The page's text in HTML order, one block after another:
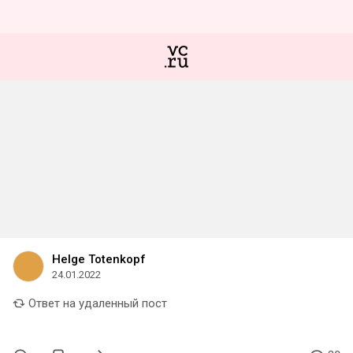
Helge Totenkopf
24.01.2022
Ответ на удаленный пост